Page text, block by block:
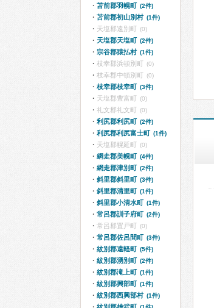
苫前郡羽幌町 (2件)
苫前郡初山別村 (1件)
天塩郡遠別町 (0)
天塩郡天塩町 (2件)
宗谷郡猿払村 (1件)
枝幸郡浜頓別町 (0)
枝幸郡中頓別町 (0)
枝幸郡枝幸町 (3件)
天塩郡豊富町 (0)
礼文郡礼文町 (0)
利尻郡利尻町 (2件)
利尻郡利尻富士町 (1件)
天塩郡幌延町 (0)
網走郡美幌町 (4件)
網走郡津別町 (2件)
斜里郡斜里町 (3件)
斜里郡清里町 (1件)
斜里郡小清水町 (1件)
常呂郡訓子府町 (2件)
常呂郡置戸町 (0)
常呂郡佐呂間町 (3件)
紋別郡遠軽町 (5件)
紋別郡湧別町 (2件)
紋別郡滝上町 (1件)
紋別郡興部町 (1件)
紋別郡西興部村 (1件)